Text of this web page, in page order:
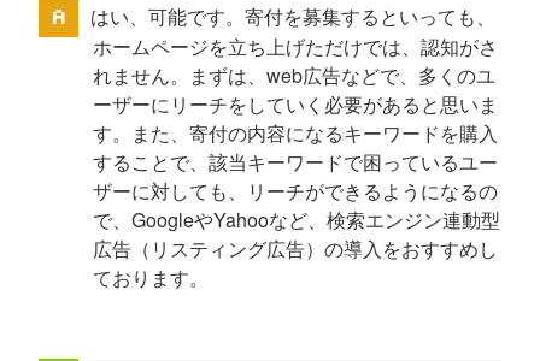
はい、可能です。寄付を募集するといっても、
ホームページを立ち上げただけでは、認知がさ
れません。まずは、web広告などで、多くのユ
ーザーにリーチをしていく必要があると思いま
す。また、寄付の内容になるキーワードを購入
することで、該当キーワードで困っているユー
ザーに対しても、リーチができるようになるの
で、GoogleやYahooなど、検索エンジン連動型
広告（リスティング広告）の導入をおすすめし
ております。